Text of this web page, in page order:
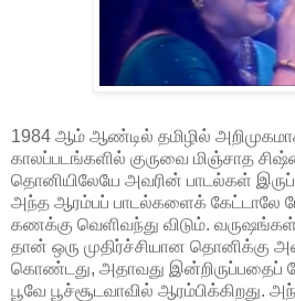
1984 ஆம் ஆண்டில் தமிழில்
காலப்படங்களில் குருவை மிஞ்சாத
தொனியிலேயே அவரின் பாடல்கள்
அந்த ஆரம்பப் பாடல்களைக் கேட்டாலே
கணக்கு வெளிவந்து விடும்.
தான் ஒரு முதிர்ச்சியான தொனிக்கு
கொண்டது, அதாவது இன்றிருப்பதைப்
பூவே பூச்சூடவாவில் ஆரம்பிக்கிறது.